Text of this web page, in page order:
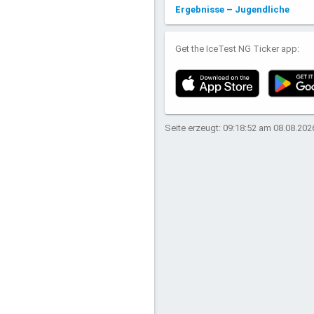
Ergebnisse – Jugendliche
Get the IceTest NG Ticker app:
Seite erzeugt: 09:18:52 am